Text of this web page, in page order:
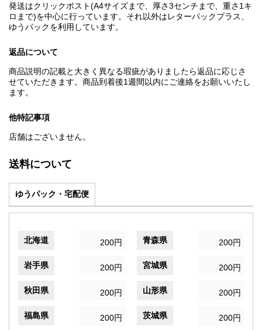
発送はクリックポスト(A4サイズまで、厚さ3センチまで、重さ1キ
ロまで)を中心に行っています。それ以外はレターパックプラス、
ゆうパックを利用しています。
返品について
商品説明の記載と大きく異なる瑕疵がありましたら返品に応じさ
せていただきます。商品到着後1週間以内にご連絡をお願いいたし
ます。
他特記事項
店舗はございません。
送料について
ゆうパック・宅配便
北海道 200円 青森県 200円
岩手県 200円 宮城県 200円
秋田県 200円 山形県 200円
福島県 200円 茨城県 200円